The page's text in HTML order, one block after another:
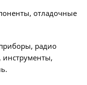
отладочные
радио
инструменты,